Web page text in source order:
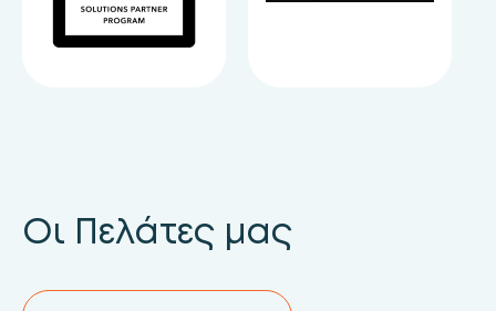
Οι Πελάτες μας